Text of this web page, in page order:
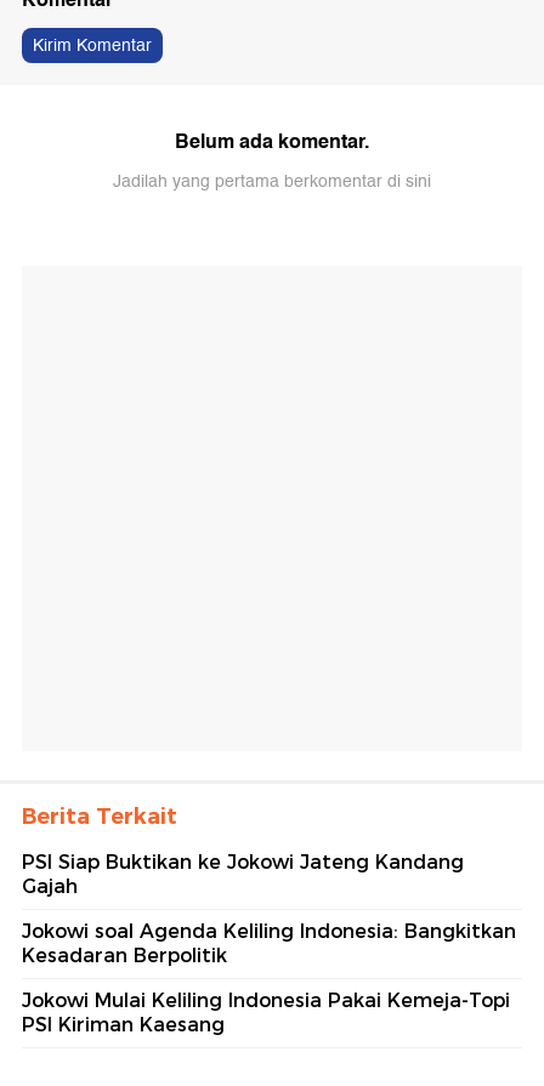
Kirim Komentar
Belum ada komentar.
Jadilah yang pertama berkomentar di sini
Berita Terkait
PSI Siap Buktikan ke Jokowi Jateng Kandang
Gajah
Jokowi soal Agenda Keliling Indonesia: Bangkitkan
Kesadaran Berpolitik
Jokowi Mulai Keliling Indonesia Pakai Kemeja-Topi
PSI Kiriman Kaesang